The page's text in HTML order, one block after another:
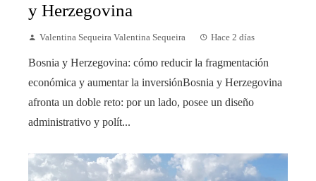
y Herzegovina
Valentina Sequeira Valentina Sequeira Hace 2 días
Bosnia y Herzegovina: cómo reducir la fragmentación
económica y aumentar la inversiónBosnia y Herzegovina
afronta un doble reto: por un lado, posee un diseño
administrativo y polít...